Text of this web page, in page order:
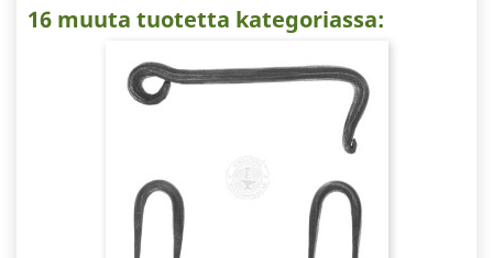
16 muuta tuotetta kategoriassa: